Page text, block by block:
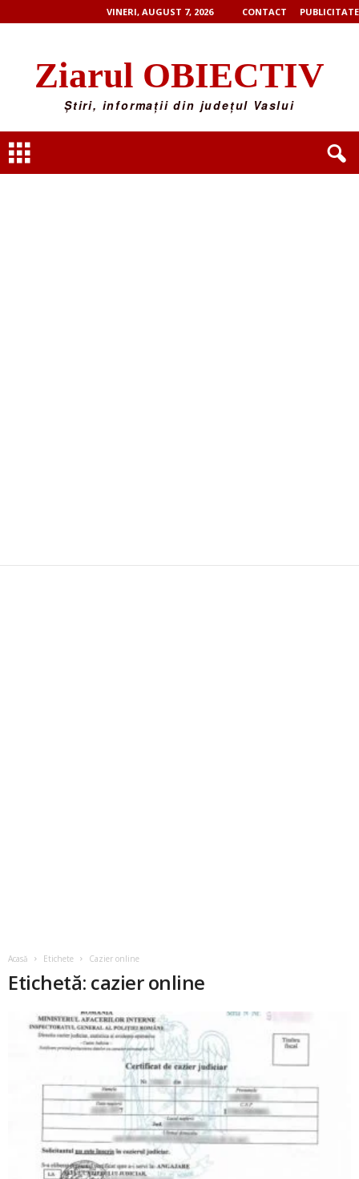
VINERI, AUGUST 7, 2026 CONTACT PUBLICITATE
Ziarul OBIECTIV
Știri, informații din județul Vaslui
Acasă Etichete Cazier online
Etichetă: cazier online